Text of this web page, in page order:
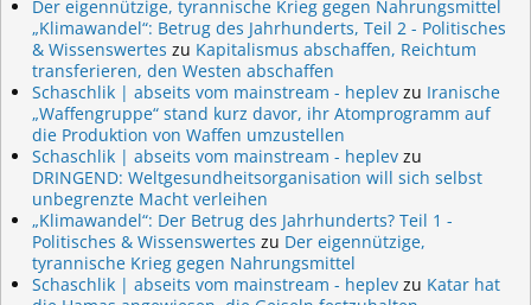
Der eigennützige, tyrannische Krieg gegen Nahrungsmittel
„Klimawandel“: Betrug des Jahrhunderts, Teil 2 - Politisches
& Wissenswertes zu Kapitalismus abschaffen, Reichtum
transferieren, den Westen abschaffen
Schaschlik | abseits vom mainstream - heplev zu Iranische
„Waffengruppe“ stand kurz davor, ihr Atomprogramm auf
die Produktion von Waffen umzustellen
Schaschlik | abseits vom mainstream - heplev zu
DRINGEND: Weltgesundheitsorganisation will sich selbst
unbegrenzte Macht verleihen
„Klimawandel“: Der Betrug des Jahrhunderts? Teil 1 -
Politisches & Wissenswertes zu Der eigennützige,
tyrannische Krieg gegen Nahrungsmittel
Schaschlik | abseits vom mainstream - heplev zu Katar hat